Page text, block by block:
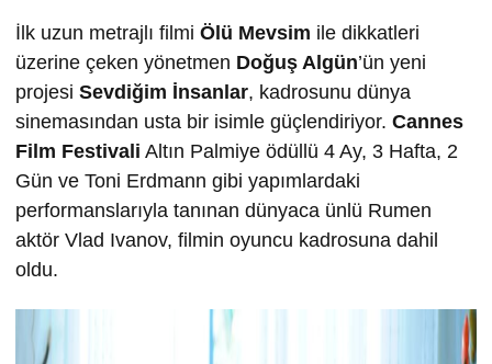
İlk uzun metrajlı filmi Ölü Mevsim ile dikkatleri
üzerine çeken yönetmen Doğuş Algün’ün yeni
projesi Sevdiğim İnsanlar, kadrosunu dünya
sinemasından usta bir isimle güçlendiriyor. Cannes
Film Festivali Altın Palmiye ödüllü 4 Ay, 3 Hafta, 2
Gün ve Toni Erdmann gibi yapımlardaki
performanslarıyla tanınan dünyaca ünlü Rumen
aktör Vlad Ivanov, filmin oyuncu kadrosuna dahil
oldu.